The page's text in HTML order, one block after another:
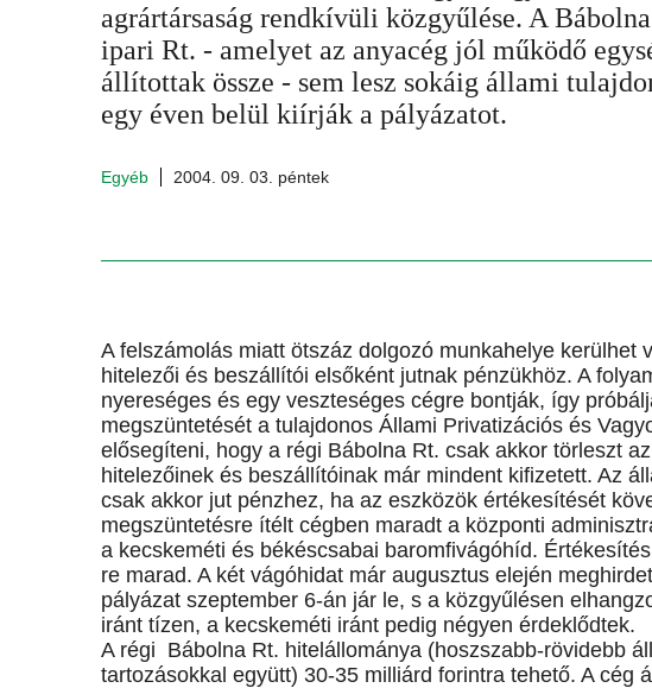
agrártársaság rendkívüli közgyűlése. A
ipari Rt. - amelyet az anyacég jól működő
állítottak össze - sem lesz sokáig állami
egy éven belül kiírják a pályázatot.
Egyéb 2004. 09. 03. péntek
A felszámolás miatt ötszáz dolgozó munkahelye kerülhet
hitelezői és beszállítói elsőként jutnak pénzükhöz. A
nyereséges és egy veszteséges cégre bontják, így
megszüntetését a tulajdonos Állami Privatizációs és
elősegíteni, hogy a régi Bábolna Rt. csak akkor törleszt
hitelezőinek és beszállítóinak már mindent kifizetett. Az
csak akkor jut pénzhez, ha az eszközök értékesítését
megszüntetésre ítélt cégben maradt a központi
a kecskeméti és békéscsabai baromfivágóhíd.
re marad. A két vágóhidat már augusztus elején
pályázat szeptember 6-án jár le, s a közgyűlésen
iránt tízen, a kecskeméti iránt pedig négyen érdeklődtek.
A régi Bábolna Rt. hitelállománya (hoszszabb-rövidebb
tartozásokkal együtt) 30-35 milliárd forintra tehető. A cég